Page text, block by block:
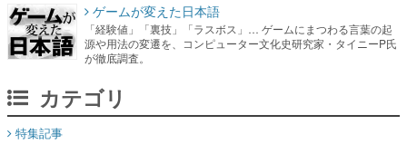
ゲームが変えた日本語
「経験値」「裏技」「ラスボス」… ゲームにまつわる言葉の起
源や用法の変遷を、コンピューター文化史研究家・タイニーP氏
が徹底調査。
カテゴリ
特集記事